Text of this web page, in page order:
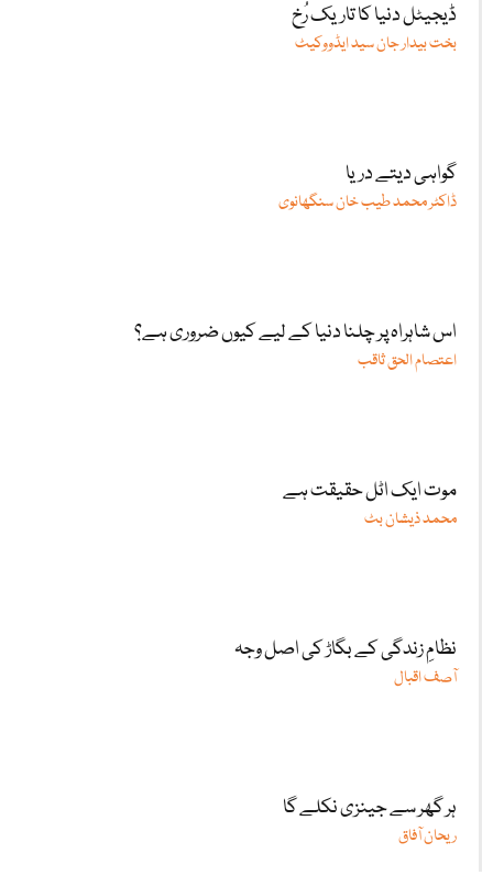
ڈیجیٹل دنیا کا تاریک رُخ
بخت بیدار جان سید ایڈووکیٹ
گواہی دیتے دریا
ڈاکٹر محمد طیب خان سنگھانوی
اس شاہراہ پر چلنا دنیا کے لیے کیوں ضروری ہے؟
اعتصام الحق ثاقب
موت ایک اٹل حقیقت ہے
محمد ذیشان بٹ
نظامِ زندگی کے بگاڑ کی اصل وجہ
آصف اقبال
ہر گھر سے جینزی نکلے گا
ریحان آفاق